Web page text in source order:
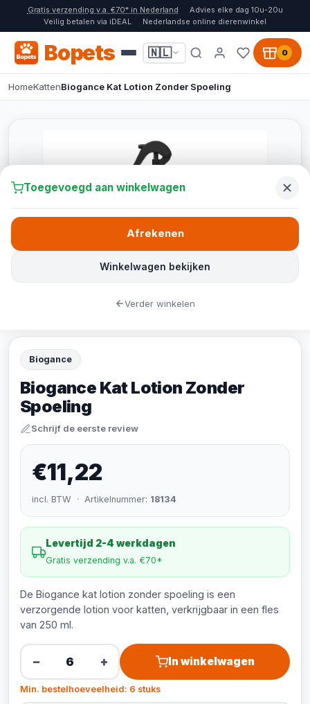
Gratis verzending v.a. €70* in Nederland
Advies elke dag 10u-20u
Veilig betalen via iDEAL
Nederlandse online dierenwinkel
Bopets 🇳🇱 0
HomeKattenBiogance Kat Lotion Zonder Spoeling
Biogance
Biogance Kat Lotion Zonder
Spoeling
Schrijf de eerste review
€11,22
incl. BTW · Artikelnummer: 18134
Levertijd 2-4 werkdagen
Gratis verzending v.a. €70*
De Biogance kat lotion zonder spoeling is een
verzorgende lotion voor katten, verkrijgbaar in een fles
van 250 ml.
− + In winkelwagen
Min. bestelhoeveelheid: 6 stuks
Toegevoegd aan winkelwagen
Winkelwagen bekijken
Afrekenen
Verder winkelen